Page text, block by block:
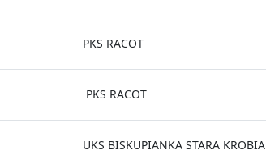
PKS RACOT
PKS RACOT
UKS BISKUPIANKA STARA KROBIA